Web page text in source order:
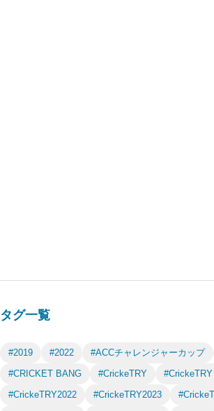
タグ一覧
#2019 #2022 #ACCチャレンジャーカップ
#CRICKET BANG
#CrickeTRY
#CrickeTRY2022
#CrickeTRY2023